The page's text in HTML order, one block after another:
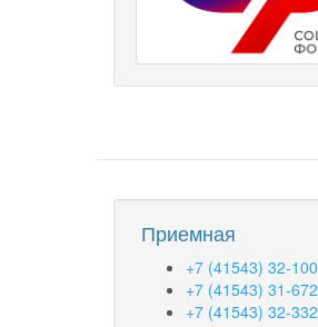
Приемная
+7 (41543) 32-100
+7 (41543) 31-672
+7 (41543) 32-332